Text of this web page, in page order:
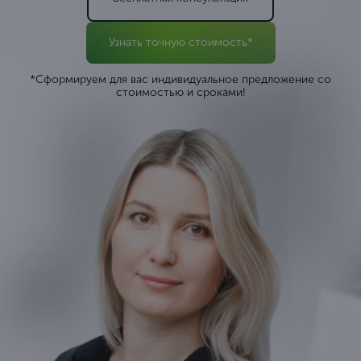
Узнать точную стоимость*
*Сформируем для вас индивидуальное предложение со
стоимостью и сроками!